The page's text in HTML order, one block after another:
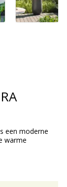
een moderne
warme